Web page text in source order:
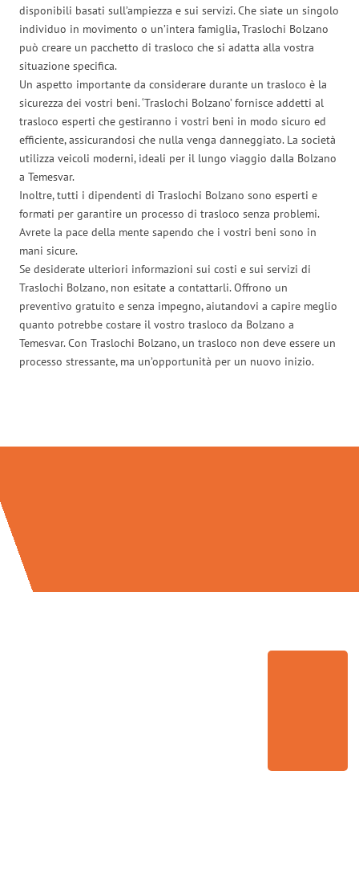
disponibili basati sull’ampiezza e sui servizi. Che siate un singolo
individuo in movimento o un’intera famiglia, Traslochi Bolzano
può creare un pacchetto di trasloco che si adatta alla vostra
situazione specifica.
Un aspetto importante da considerare durante un trasloco è la
sicurezza dei vostri beni. ‘Traslochi Bolzano’ fornisce addetti al
trasloco esperti che gestiranno i vostri beni in modo sicuro ed
efficiente, assicurandosi che nulla venga danneggiato. La società
utilizza veicoli moderni, ideali per il lungo viaggio dalla Bolzano
a Temesvar.
Inoltre, tutti i dipendenti di Traslochi Bolzano sono esperti e
formati per garantire un processo di trasloco senza problemi.
Avrete la pace della mente sapendo che i vostri beni sono in
mani sicure.
Se desiderate ulteriori informazioni sui costi e sui servizi di
Traslochi Bolzano, non esitate a contattarli. Offrono un
preventivo gratuito e senza impegno, aiutandovi a capire meglio
quanto potrebbe costare il vostro trasloco da Bolzano a
Temesvar. Con Traslochi Bolzano, un trasloco non deve essere un
processo stressante, ma un’opportunità per un nuovo inizio.